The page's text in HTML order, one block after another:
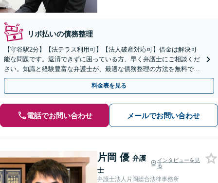
リボ払いの債務整理
【守谷駅2分】【法テラス利用可】【法人破産対応可】借金は解決可
能な問題です。返済できずに困っている方、早く弁護士にご相談くだ
さい。知識と経験豊富な弁護士が、最適な債務整理の方法を無料で診
断します。金融機関への助言･指導経験あり。
料金表を見る
電話でお問い合わせ メールでお問い合わせ
片岡 優 弁護
士
インタビューを見
る
弁護士法人片岡総合法律事務所